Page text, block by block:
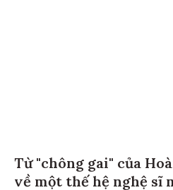
Từ "chông gai" của
về một thế hệ nghệ sĩ